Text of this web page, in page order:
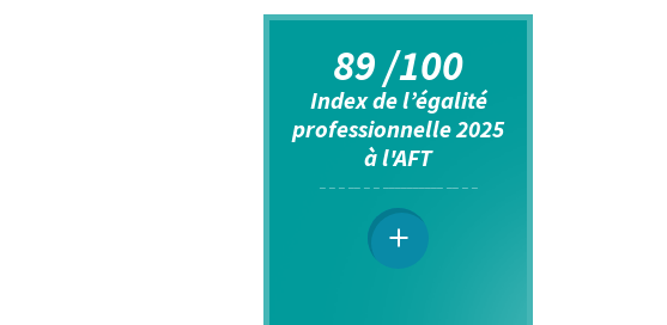
89 /100
Index de l’égalité
professionnelle 2025
à l'AFT